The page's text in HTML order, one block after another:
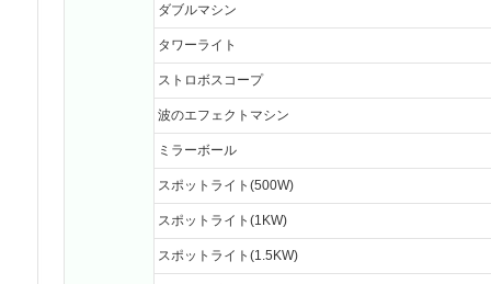
ダブルマシン
タワーライト
ストロボスコープ
波のエフェクトマシン
ミラーボール
スポットライト(500W)
スポットライト(1KW)
スポットライト(1.5KW)